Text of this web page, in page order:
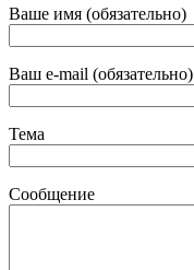
Ваше имя (обязательно)
Ваш e-mail (обязательно)
Тема
Сообщение